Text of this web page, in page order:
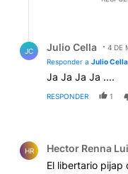
JC Julio Cella
4 DE
Responder a Julio Cella
Ja Ja Ja Ja ....
RESPONDER 1
HR Hector Renna
El libertario pijap